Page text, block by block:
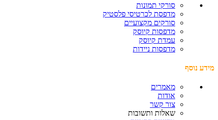
סורקי תמונות
מדפסת לכרטיסי פלסטיק
סורקים מקצועיים
מדפסות קיוסק
עמדת קיוסק
מדפסות ניידות
מידע נוסף
מאמרים
אודות
צור קשר
שאלות ותשובות